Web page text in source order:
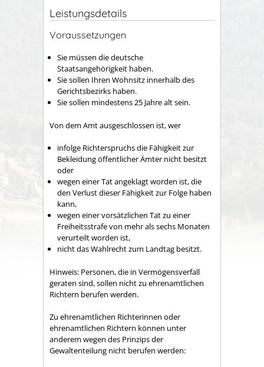
Leistungsdetails
Voraussetzungen
Sie müssen die deutsche
Staatsangehörigkeit haben.
Sie sollen Ihren Wohnsitz innerhalb des
Gerichtsbezirks haben.
Sie sollen mindestens 25 Jahre alt sein.
Von dem Amt ausgeschlossen ist, wer
infolge Richterspruchs die Fähigkeit zur
Bekleidung öffentlicher Ämter nicht besitzt
oder
wegen einer Tat angeklagt worden ist, die
den Verlust dieser Fähigkeit zur Folge haben
kann,
wegen einer vorsätzlichen Tat zu einer
Freiheitsstrafe von mehr als sechs Monaten
verurteilt worden ist,
nicht das Wahlrecht zum Landtag besitzt.
Hinweis: Personen, die in Vermögensverfall
geraten sind, sollen nicht zu ehrenamtlichen
Richtern berufen werden.
Zu ehrenamtlichen Richterinnen oder
ehrenamtlichen Richtern können unter
anderem wegen des Prinzips der
Gewaltenteilung nicht berufen werden: